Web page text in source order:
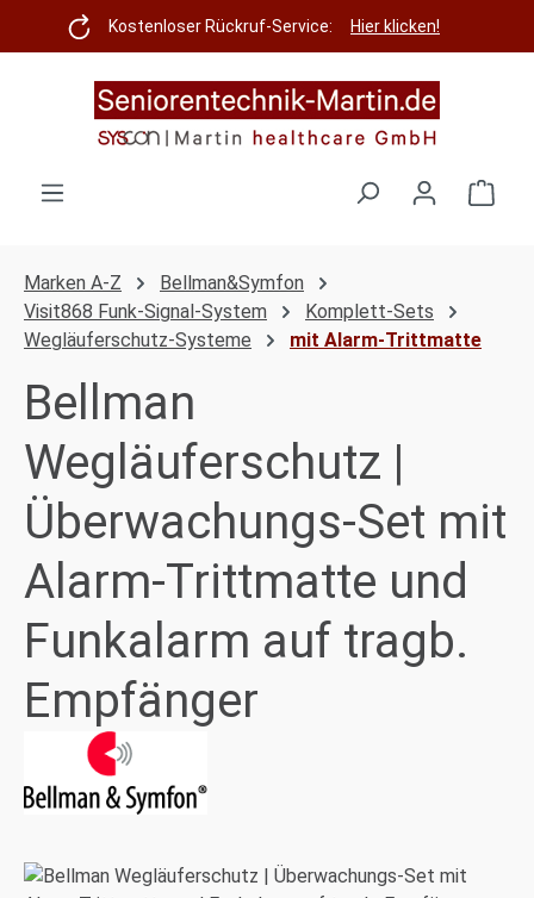
Zum Hauptinhalt springen
Kostenloser Rückruf-Service: Hier klicken!
Marken A-Z
Bellman&Symfon
Visit868 Funk-Signal-System
Komplett-Sets
Wegläuferschutz-Systeme
mit Alarm-Trittmatte
Bellman
Wegläuferschutz |
Überwachungs-Set mit
Alarm-Trittmatte und
Funkalarm auf tragb.
Empfänger
Bildergalerie überspringen